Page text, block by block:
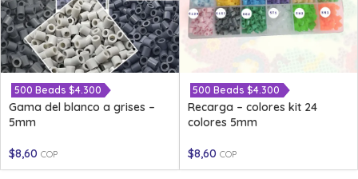
500 Beads $4.300
Gama del blanco a grises –
5mm
$8,60 COP
500 Beads $4.300
Recarga – colores kit 24
colores 5mm
$8,60 COP